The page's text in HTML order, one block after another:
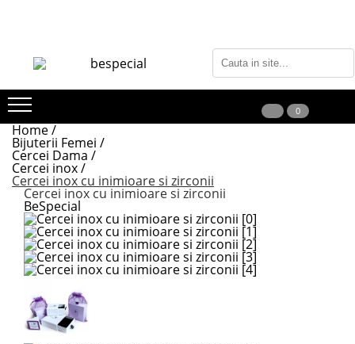
0
Home /
Bijuterii Femei /
Cercei Dama /
Cercei inox /
Cercei inox cu inimioare si zirconii
Cercei inox cu inimioare si zirconii
BeSpecial